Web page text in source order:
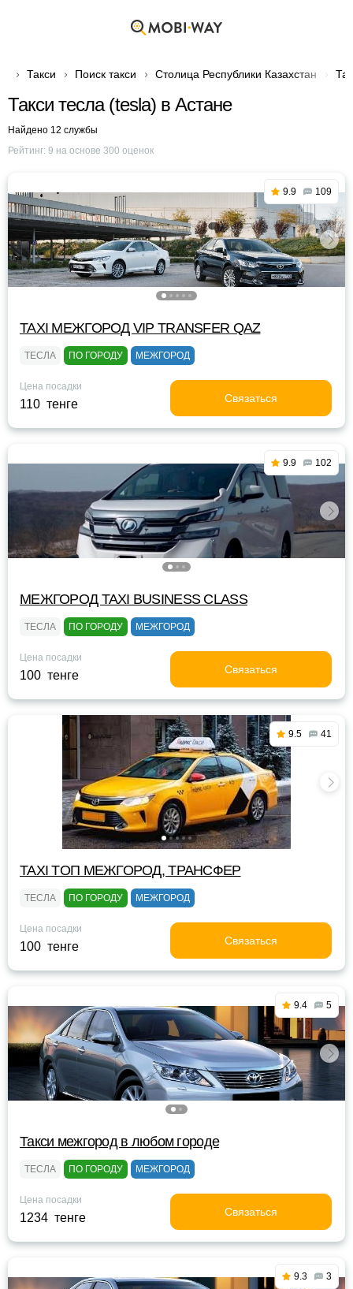
Такси Поиск такси Столица Республики Казахстан
Такси тесла (tesla) в Астане
Найдено 12 службы
Рейтинг: 9 на основе 300 оценок
9.9 109
TAXI МЕЖГОРОД VIP TRANSFER QАZ
ТЕСЛА ПО ГОРОДУ МЕЖГОРОД
Цена посадки
110 тенге Связаться
9.9 102
МЕЖГОРОД TAXI BUSINESS CLASS
ТЕСЛА ПО ГОРОДУ МЕЖГОРОД
Цена посадки
100 тенге Связаться
9.5 41
TAXI TOП МЕЖГОРОД, ТРАНСФЕР
ТЕСЛА ПО ГОРОДУ МЕЖГОРОД
Цена посадки
100 тенге Связаться
9.4 5
Такси межгород в любом городе
ТЕСЛА ПО ГОРОДУ МЕЖГОРОД
Цена посадки
1234 тенге Связаться
9.3 3